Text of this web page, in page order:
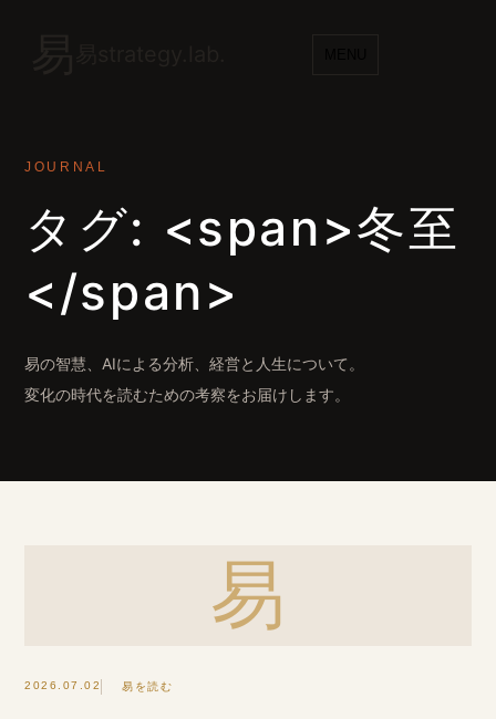
JOURNAL
タグ: <span>冬至
</span>
易の智慧、AIによる分析、経営と人生について。
変化の時代を読むための考察をお届けします。
易
2026.07.02 易を読む